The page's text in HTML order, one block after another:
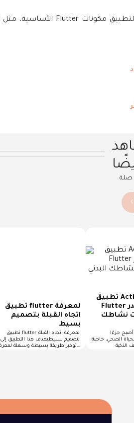
صلة
›
تطبيق Activity Tracker
Flutter مفتوح المصدر
نشاطك
أصبح جزءًا
الصحي، خاصة
تطبيق flutter لمعرفة
اتجاه القبلة بتصميم
بسيط
تطبيق flutter لمعرفة اتجاه القبلة
بتصميم بسيطيهدف هذا التطبيق إلى
توفير طريقة بسيطة وسهلة لمعرفة…